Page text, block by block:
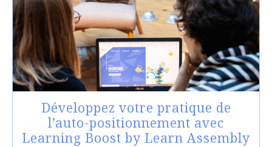
Développez votre pratique de
l’auto-positionnement avec
Learning Boost by Learn Assembly